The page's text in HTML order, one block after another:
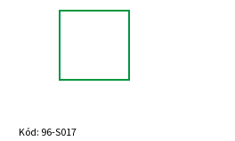
Kód: 96-S017